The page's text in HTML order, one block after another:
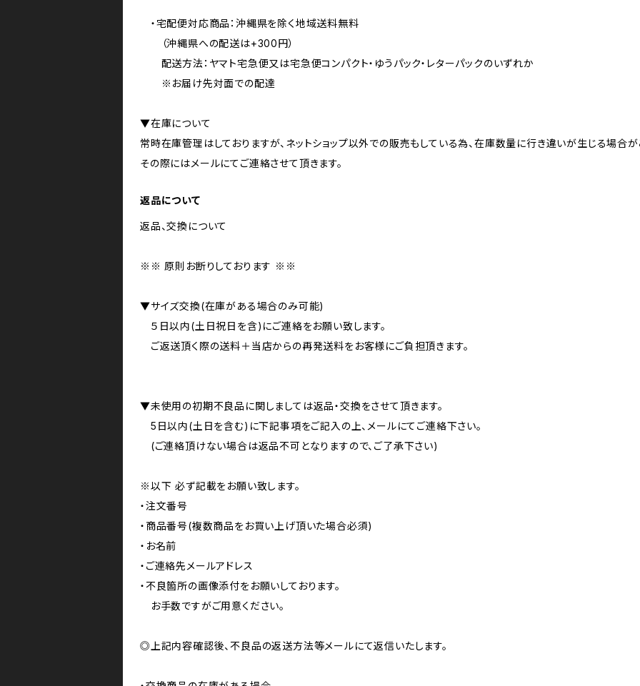
・宅配便対応商品：沖縄県を除く地域送料無料
（沖縄県への配送は+300円）
配送方法：ヤマト宅急便又は宅急便コンパクト・ゆうパック・レターパックのいずれか
※お届け先対面での配達
▼在庫について
常時在庫管理はしておりますが、ネットショップ以外での販売もしている為、在庫数量に行き違いが生じる場合が
その際にはメールにてご連絡させて頂きます。
返品について
返品、交換について
※※ 原則お断りしております ※※
▼サイズ交換(在庫がある場合のみ可能)
５日以内(土日祝日を含)にご連絡をお願い致します。
ご返送頂く際の送料＋当店からの再発送料をお客様にご負担頂きます。
▼未使用の初期不良品に関しましては返品・交換をさせて頂きます。
5日以内(土日を含む)に下記事項をご記入の上、メールにてご連絡下さい。
(ご連絡頂けない場合は返品不可となりますので、ご了承下さい)
※以下 必ず記載をお願い致します。
・注文番号
・商品番号(複数商品をお買い上げ頂いた場合必須)
・お名前
・ご連絡先メールアドレス
・不良箇所の画像添付をお願いしております。
お手数ですがご用意ください。
◎上記内容確認後、不良品の返送方法等メールにて返信いたします。